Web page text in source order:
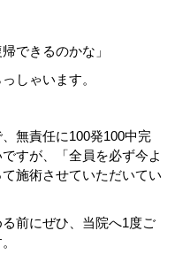
できるのかな」
しゃいます。
無責任に100発100中完
すが、「全員を必ず今よ
施術させていただいてい
前にぜひ、当院へ1度ご